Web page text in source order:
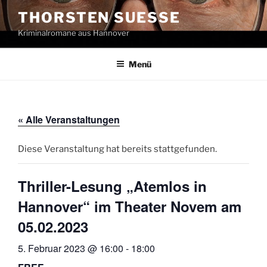
Zum
Inhalt
springen
THORSTEN SUESSE
Kriminalromane aus Hannover
Menü
« Alle Veranstaltungen
Diese Veranstaltung hat bereits stattgefunden.
Thriller-Lesung „Atemlos in
Hannover“ im Theater Novem am
05.02.2023
5. Februar 2023 @ 16:00 - 18:00